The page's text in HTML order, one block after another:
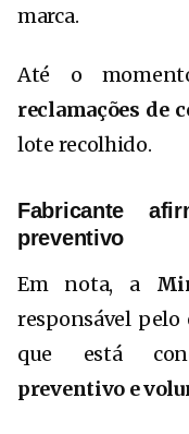
marca.
Até o
reclamações de
lote recolhido.
Fabricante
preventivo
Em nota, a
responsável
que está
preventivo e